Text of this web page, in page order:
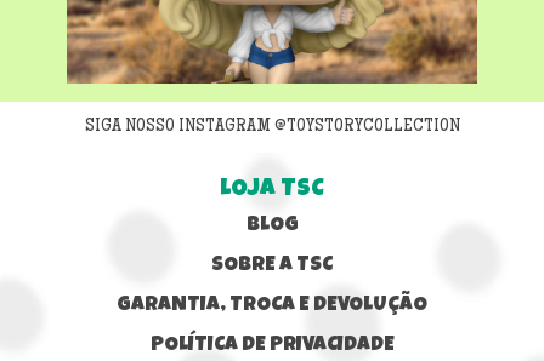
Next
SIGA NOSSO INSTAGRAM @TOYSTORYCOLLECTION
LOJA TSC
BLOG
SOBRE A TSC
GARANTIA, TROCA E DEVOLUÇÃO
POLÍTICA DE PRIVACIDADE